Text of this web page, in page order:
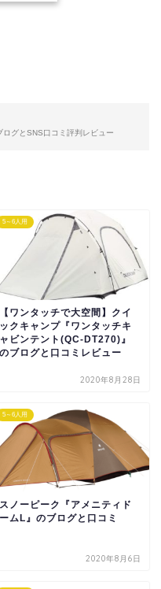
ログとSNS口コミ評判レビュー
5～6人用
【ワンタッチで大空間】クイ
ックキャンプ『ワンタッチキ
ャビンテント(QC-DT270)』
のブログと口コミレビュー
2020年8月28日
5～6人用
スノーピーク『アメニティド
ームL』のブログと口コミ
2020年8月6日